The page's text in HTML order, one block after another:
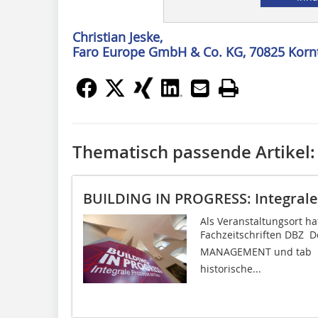
Christian Jeske,
Faro Europe GmbH & Co. KG, 70825
Thematisch passende Artikel:
BUILDING IN PROGRESS:
Als Veranstaltungsort
Fachzeitschriften DBZ 
MANAGEMENT und
historische...